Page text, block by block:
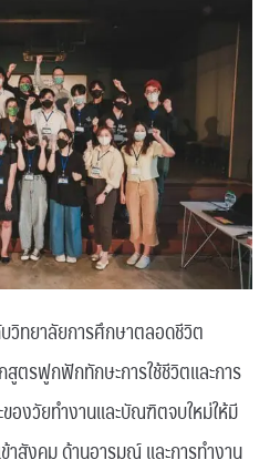
วิทยาลัยการศึกษาตลอดชีวิต
สูตรฟูกฟักทักษะการใช้ชีวิตและการ
องวัยทำงานและบัณฑิตจบใหม่ให้มี
าสังคม ด้านอารมณ์ และการทำงาน